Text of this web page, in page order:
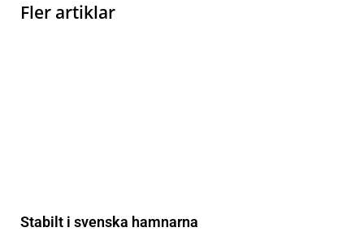
Fler artiklar
Stabilt i svenska hamnarna